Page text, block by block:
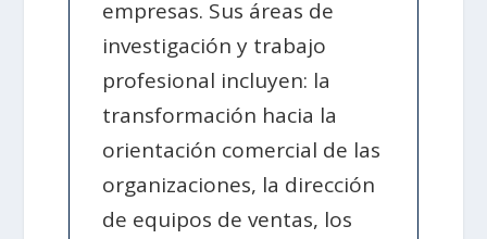
empresas. Sus áreas de
investigación y trabajo
profesional incluyen: la
transformación hacia la
orientación comercial de las
organizaciones, la dirección
de equipos de ventas, los